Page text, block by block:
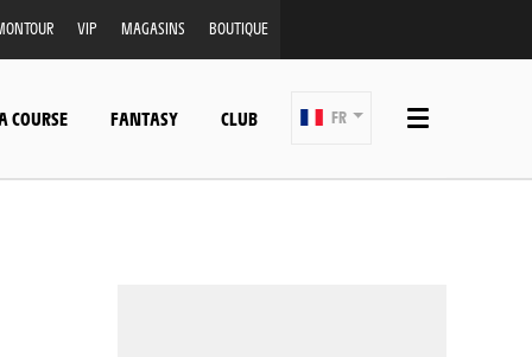
VIP MAGASINS BOUTIQUE
COURSE FANTASY CLUB FR